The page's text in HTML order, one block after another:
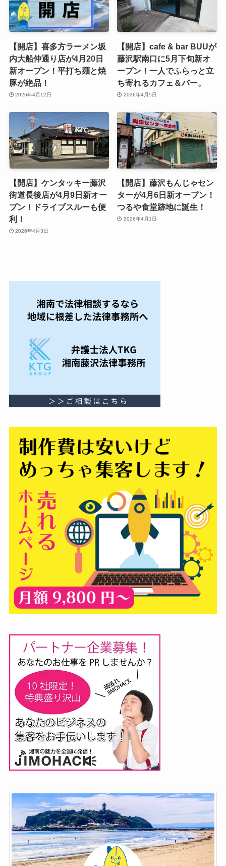
【開店】喜多方ラーメン坂
内大船仲通り店が4月20日
新オープン！平打ち麺と焼
豚が絶品！
2026年4月12日
【開店】cafe & bar BUUが
藤沢駅南口に5月下旬新オ
ープン！一人でふらっと立
ち寄れるカフェ＆バー。
2026年4月5日
【開店】ケンタッキー藤沢
街道長後店が4月9日新オー
プン！ドライブスルーも便
利！
2026年4月3日
【開店】藤沢もんじゃセン
ターが4月6日新オープン！
つるや食堂跡地に誕生！
2026年4月1日